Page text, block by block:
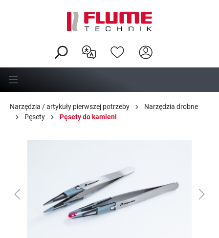
Narzędzia / artykuły pierwszej potrzeby
Narzędzia drobne
Pęsety
Pęsety do kamieni